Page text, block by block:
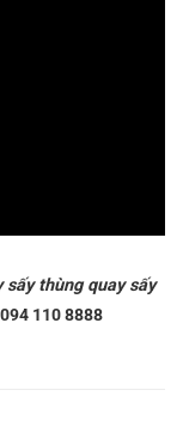
sấy thùng quay sấy
110 8888